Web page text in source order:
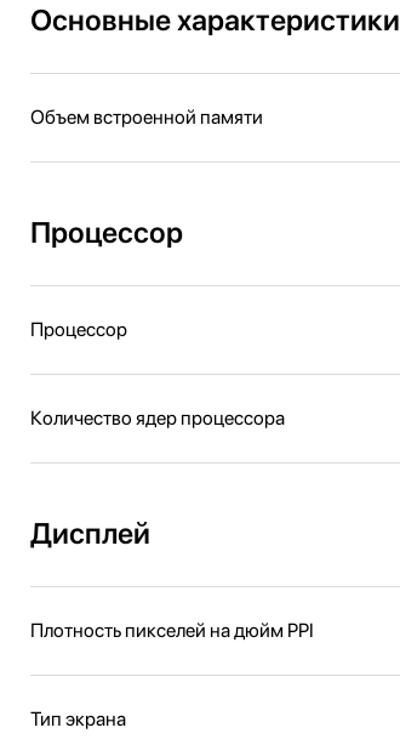
Основные характеристики
Объем встроенной памяти
Процессор
Процессор
Количество ядер процессора
Дисплей
Плотность пикселей на дюйм PPI
Тип экрана